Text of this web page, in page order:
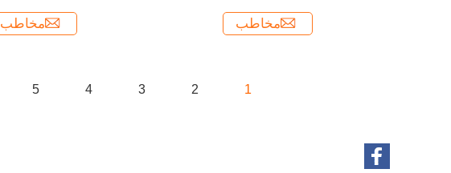
مخاطب مخاطب
1
2
3
4
5